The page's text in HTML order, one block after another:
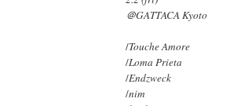
＠GATTACA Kyoto
/Touche Amore
/Loma Prieta
/Endzweck
/nim